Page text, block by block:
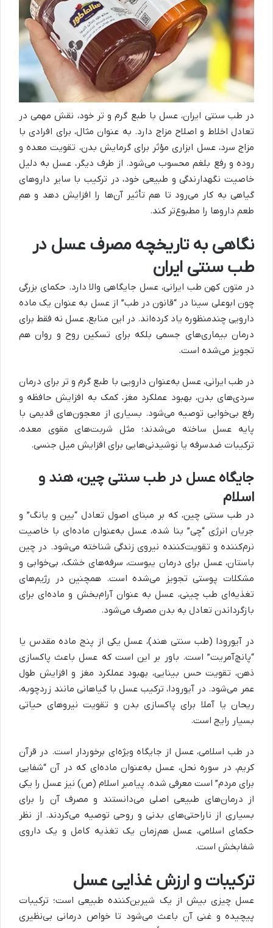
در طب سنتی ایران، عسل با طبع گرم و تر خود، نقش مهمی در
تعادل اخلاط و اصلاح مزاج دارد. به عنوان مثال، برای افرادی با
مزاج سرد، عسل ابزاری مؤثر برای گرمایش بدن، تقویت معده و
روده و رفع بلغم محسوب می‌شود. از طرف دیگر، عسل به دلیل
خاصیت نگهدارندگی و طبیعی خود، در ترکیب با سایر داروهای
گیاهی به کار می‌رود تا هم تأثیر آن‌ها را افزایش دهد و هم
طعم داروها را مطبوع‌تر کند.
نگاهی به تاریخچه مصرف عسل در
طب سنتی ایران
در متون کهن طب ایرانی، عسل جایگاهی والا دارد. حکمای بزرگی
چون ابوعلی سینا در “قانون در طب” از عسل به عنوان یک ماده
دارویی چندمنظوره یاد کرده‌اند. در این منابع، عسل نه فقط برای
درمان بیماری‌های جسمی بلکه برای تسکین روح و روان هم
تجویز می‌شده است.
در طب ایرانی، عسل به‌عنوان دارویی با طبع گرم و تر برای درمان
سردی‌های بدن، بهبود عملکرد مغز، کمک به افزایش حافظه و
رفع بی‌خوابی توصیه می‌شود. بسیاری از معجون‌های قدیمی با
پایه عسل ساخته می‌شدند؛ مثل شربت‌های مقوی معده،
ترکیبات ضدسرفه یا نوشیدنی‌هایی برای افزایش میل جنسی.
جایگاه عسل در طب سنتی چین، هند و
اسلام
در طب سنتی چین، که بر مبنای اصول تعادل “یین و یانگ” و
جریان انرژی “چی” بنا شده، عسل به‌عنوان ماده‌ای با خاصیت
نرم‌کننده و تقویت‌کننده نیروی زندگی شناخته می‌شود. در چین
باستان، عسل برای درمان یبوست، سرفه‌های خشک، بی‌خوابی و
مشکلات پوستی تجویز می‌شده است. همچنین در رژیم‌های
تغذیه‌ای طب چینی، عسل به عنوان آرام‌بخش و ماده‌ای برای
بازگرداندن تعادل به بدن مصرف می‌شود.
در آیورودا (طب سنتی هند)، عسل یکی از پنج ماده مقدس یا
“پانچ‌آمریت” است. باور بر این است که عسل باعث پاکسازی
ذهن، تقویت حس بینایی، بهبود عملکرد مغز و افزایش طول
عمر می‌شود. در آیورودا، ترکیب عسل با گیاهانی مانند زردچوبه،
ریحان یا آملا برای پاکسازی بدن و تقویت نیروهای حیاتی
بسیار رایج است.
در طب اسلامی، عسل از جایگاه ویژه‌ای برخوردار است. در قرآن
کریم، در سوره نحل، عسل به‌عنوان ماده‌ای که در آن “شفایی
برای مردم” است معرفی شده. پیامبر اسلام (ص) نیز عسل را یکی
از درمان‌های طبیعی اصلی می‌دانستند و مصرف آن را برای
بسیاری از ناراحتی‌های بدنی و روحی توصیه می‌کردند. از نظر
حکمای اسلامی، عسل هم‌زمان یک تغذیه کامل و یک داروی
شفابخش است.
ترکیبات و ارزش غذایی عسل
عسل چیزی بیش از یک شیرین‌کننده طبیعی است؛ ترکیبات
پیچیده و غنی آن باعث می‌شود تا خواص درمانی بی‌نظیری